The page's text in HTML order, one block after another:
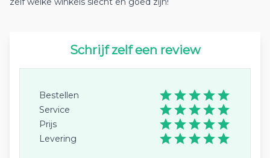
Schrijf zelf een review
Bestellen
Service
Prijs
Levering